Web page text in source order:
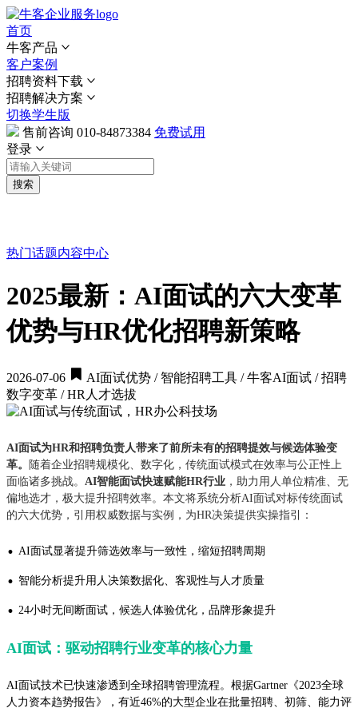
首页
牛客产品
客户案例
招聘资料下载
招聘解决方案
切换学生版
售前咨询 010-84873384 免费试用
登录
搜索
热门话题内容中心
2025最新：AI面试的六大变革
优势与HR优化招聘新策略
2026-07-06
AI面试优势 / 智能招聘工具 / 牛客AI面试 / 招聘
数字变革 / HR人才选拔
AI面试为HR和招聘负责人带来了前所未有的招聘提效与候选体验变
革。
随着企业招聘规模化、数字化，传统面试模式在效率与公正性上
面临诸多挑战。 AI智能面试快速赋能HR行业 ，助力用人单位精准、无
偏地选才，极大提升招聘效率。本文将系统分析AI面试对标传统面试
的六大优势，引用权威数据与实例，为HR决策提供实操指引：
· AI面试显著提升筛选效率与一致性，缩短招聘周期
· 智能分析提升用人决策数据化、客观性与人才质量
· 24小时无间断面试，候选人体验优化，品牌形象提升
AI面试：驱动招聘行业变革的核心力量
AI面试技术已快速渗透到全球招聘管理流程。根据Gartner《2023全球
人力资本趋势报告》，有近46%的大型企业在批量招聘、初筛、能力评